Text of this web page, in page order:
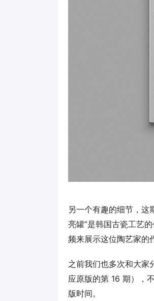
另一个有趣的细节，这
亮罐”是韩国古瓷工艺
频来展示这位陶艺家的
之前我们也多次和大家
应原版的第 16 期），
版时间。